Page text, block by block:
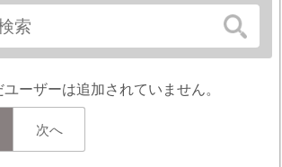
ーザーは追加されていません。
次へ